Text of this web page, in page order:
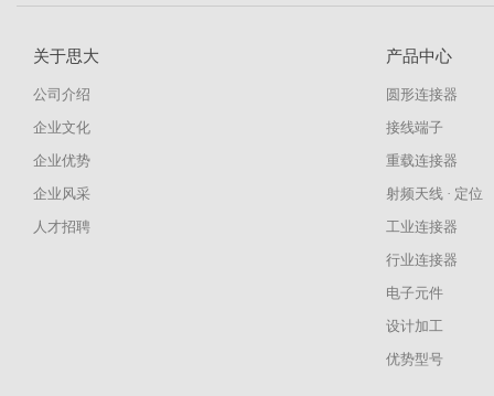
关于思大
公司介绍
企业文化
企业优势
企业风采
人才招聘
产品中心
圆形连接器
接线端子
重载连接器
射频天线 · 定位
工业连接器
行业连接器
电子元件
设计加工
优势型号